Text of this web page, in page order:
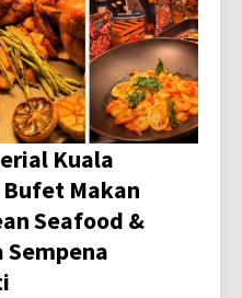
Kuala
Makan
Seafood &